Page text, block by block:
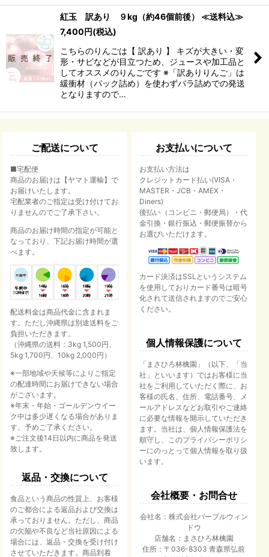
紅玉 訳あり ９kg（約46個前後） ≪送料込≫
7,400円(税込)
こちらのりんごは【 訳あり 】 キズが大きい・変
形・サビなどが目立つため、ジュースや加工品と
してオススメのりんごです ※「訳ありりんご」は
緩衝材（パック詰め）を使わずバラ詰めでの発送
となりますので…
ご配送について
■宅配便
商品のお届けは【ヤマト運輸】で
お届けいたします。
宅配業者のご指定は受け付けてお
りませんのでご了承下さい。
商品のお届け時間の指定が可能と
なっており、下記お届け時間が選
べます。
配送料金は商品代金に含まれま
す。ただし沖縄県は別途送料をご
負担いただきます。
（沖縄県の送料：3kg 1,500円、
5kg 1,700円、10kg 2,000円）
※一部地域や天候等によりご指定
の配達時間にお届けできない場合
がございます。
※年末・年始・ゴールデンウイー
ク中は多少遅くなる場合がありま
す。予めご了承ください。
※ご注文後14日以内に商品を発送
致します。
返品・交換について
食品という商品の性質上、お客様
のご都合による返品および交換は
承っておりません。ただし、商品
の欠陥や不良など当社原因による
場合には、返品・交換を受け付け
させていただきます。商品到着
お支払いについて
お支払い方法は
クレジットカード払い(VISA・
MASTER・JCB・AMEX・
Diners)
後払い（コンビニ・郵便局）・代
金引換・銀行振込・郵便振替から
お選びいただけます。
カード決済はSSLというシステム
を使用しておりカード番号は暗号
化されて送信されますのでご安心
ください。
個人情報保護について
「まさひろ林檎園」（以下、「当
社」といいます）ではお客様に当
社をご利用していただく際に、お
客様の氏名、住所、電話番号、メ
ールアドレスなどお取引やご連絡
に必要な情報を開示していただき
ます。当社は、個人情報保護法を
順守し、このプライバシーポリシ
ーにのっとって個人情報を取り扱
います。
会社概要・お問合せ
会社名：株式会社パープルウィン
ドウ
店舗名：まさひろ林檎園
住所：〒036-8303 青森県弘前